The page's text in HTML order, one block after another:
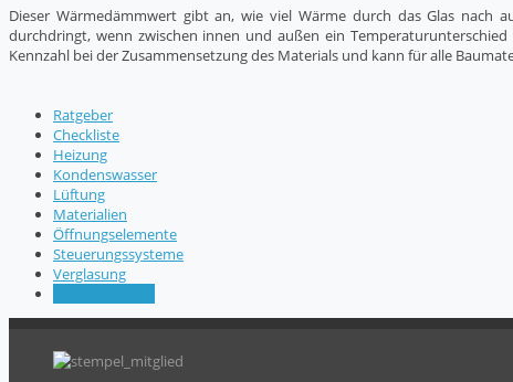
Dieser Wärmedämmwert gibt an, wie viel Wärme durch das Glas nach
durchdringt, wenn zwischen innen und außen ein
Kennzahl bei der Zusammensetzung des Materials und kann für alle
Ratgeber
Checkliste
Heizung
Kondenswasser
Lüftung
Materialien
Öffnungselemente
Steuerungssysteme
Verglasung